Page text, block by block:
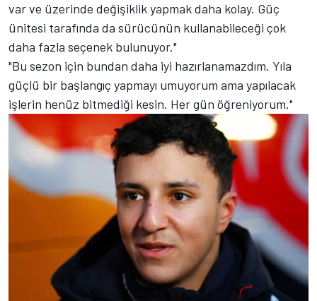
var ve üzerinde değişiklik yapmak daha kolay. Güç
ünitesi tarafında da sürücünün kullanabileceği çok
daha fazla seçenek bulunuyor."
"Bu sezon için bundan daha iyi hazırlanamazdım. Yıla
güçlü bir başlangıç yapmayı umuyorum ama yapılacak
işlerin henüz bitmediği kesin. Her gün öğreniyorum."